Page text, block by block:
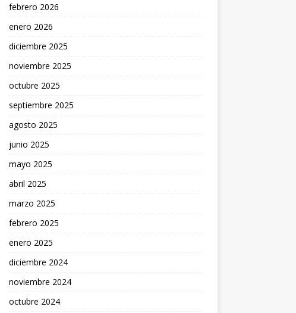
febrero 2026
enero 2026
diciembre 2025
noviembre 2025
octubre 2025
septiembre 2025
agosto 2025
junio 2025
mayo 2025
abril 2025
marzo 2025
febrero 2025
enero 2025
diciembre 2024
noviembre 2024
octubre 2024